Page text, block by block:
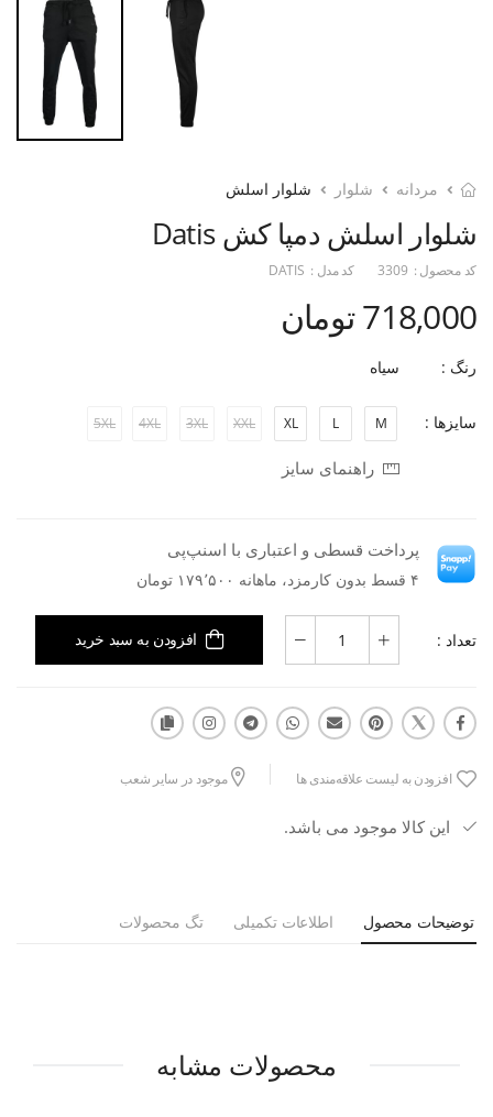
مردانه شلوار شلوار اسلش
شلوار اسلش دمپا کش Datis
کد محصول : 3309 کد مدل : DATIS
718,000 تومان
رنگ : سیاه
سایزها : M
L
XL
XXL
3XL
4XL
5XL
راهنمای سایز
پرداخت قسطی و اعتباری با اسنپ‌پی
۴ قسط بدون کارمزد، ماهانه ۱۷۹٬۵۰۰ تومان
تعداد : افزودن به سبد خرید
افزودن به لیست علاقه‌مندی ها موجود در سایر شعب
این کالا موجود می باشد.
توضیحات محصول اطلاعات تکمیلی تگ محصولات
محصولات مشابه